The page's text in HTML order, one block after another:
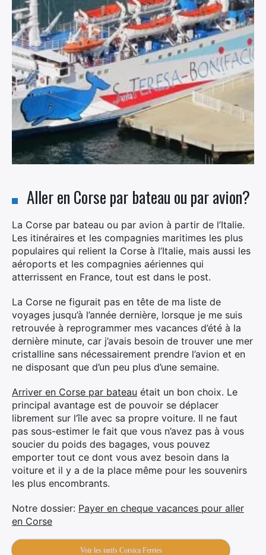
Aller en Corse par bateau ou par avion?
La Corse par bateau ou par avion à partir de l’Italie.
Les itinéraires et les compagnies maritimes les plus
populaires qui relient la Corse à l’Italie, mais aussi les
aéroports et les compagnies aériennes qui
atterrissent en France, tout est dans le post.
La Corse ne figurait pas en tête de ma liste de
voyages jusqu’à l’année dernière, lorsque je me suis
retrouvée à reprogrammer mes vacances d’été à la
dernière minute, car j’avais besoin de trouver une mer
cristalline sans nécessairement prendre l’avion et en
ne disposant que d’un peu plus d’une semaine.
Arriver en Corse par bateau était un bon choix. Le
principal avantage est de pouvoir se déplacer
librement sur l’île avec sa propre voiture. Il ne faut
pas sous-estimer le fait que vous n’avez pas à vous
soucier du poids des bagages, vous pouvez
emporter tout ce dont vous avez besoin dans la
voiture et il y a de la place même pour les souvenirs
les plus encombrants.
Notre dossier: Payer en cheque vacances pour aller
en Corse
Voir les tarifs Corsica Ferries